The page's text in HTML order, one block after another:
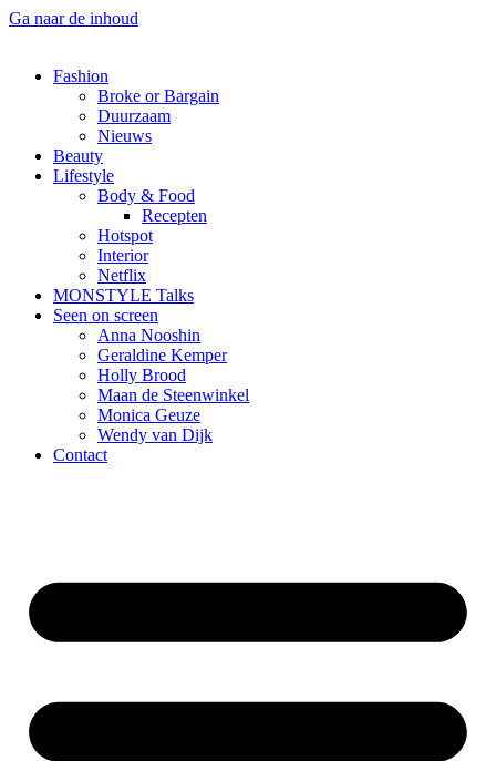
Ga naar de inhoud
Fashion
Broke or Bargain
Duurzaam
Nieuws
Beauty
Lifestyle
Body & Food
Recepten
Hotspot
Interior
Netflix
MONSTYLE Talks
Seen on screen
Anna Nooshin
Geraldine Kemper
Holly Brood
Maan de Steenwinkel
Monica Geuze
Wendy van Dijk
Contact